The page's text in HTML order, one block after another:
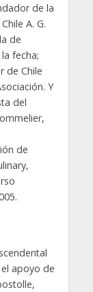
de la
A. G.
de
fecha;
de Chile
Y
del
de
apoyo de